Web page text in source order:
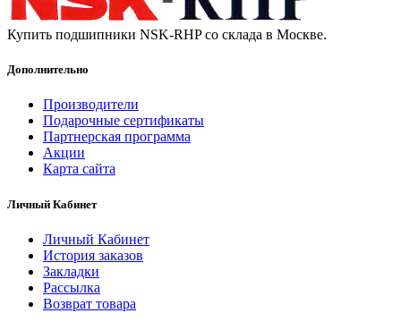
Купить подшипники NSK-RHP со склада в Москве.
Дополнительно
Производители
Подарочные сертификаты
Партнерская программа
Акции
Карта сайта
Личный Кабинет
Личный Кабинет
История заказов
Закладки
Рассылка
Возврат товара